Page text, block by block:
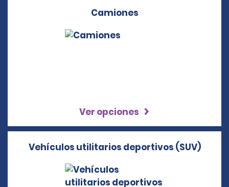
Camiones
Ver opciones
Vehículos utilitarios deportivos (SUV)